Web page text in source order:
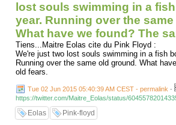
lost souls swimming in a
year. Running over the
What have we found? The
Tiens...Maitre Eolas cite du Pink Floyd :
We're just two lost souls swimming in a fish
Running over the same old ground. What
old fears.
Tue 02 Jun 2015 05:40:39 AM CEST - permalink -
https://twitter.com/Maitre_Eolas/status/
Eolas Pink-floyd